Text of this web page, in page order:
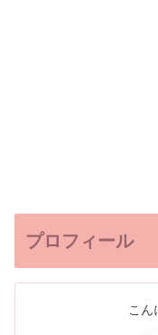
プロフィール
こん